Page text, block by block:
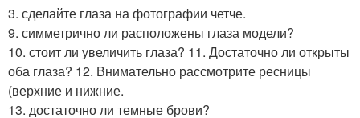
3. сделайте глаза на фотографии четче.
9. симметрично ли расположены глаза модели?
10. стоит ли увеличить глаза? 11. Достаточно ли открыты
оба глаза? 12. Внимательно рассмотрите ресницы
(верхние и нижние.
13. достаточно ли темные брови?